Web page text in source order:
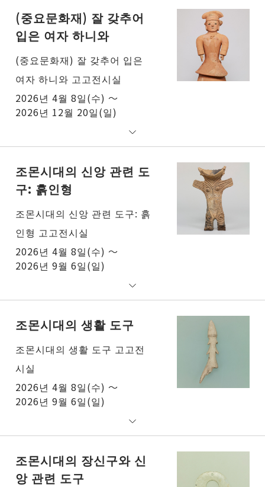
(중요문화재) 잘 갖추어
입은 여자 하니와
(중요문화재) 잘 갖추어 입은
여자 하니와 고고전시실
2026년 4월 8일(수) ～
2026년 12월 20일(일)
조몬시대의 신앙 관련 도
구: 흙인형
조몬시대의 신앙 관련 도구: 흙
인형 고고전시실
2026년 4월 8일(수) ～
2026년 9월 6일(일)
조몬시대의 생활 도구
조몬시대의 생활 도구 고고전
시실
2026년 4월 8일(수) ～
2026년 9월 6일(일)
조몬시대의 장신구와 신
앙 관련 도구